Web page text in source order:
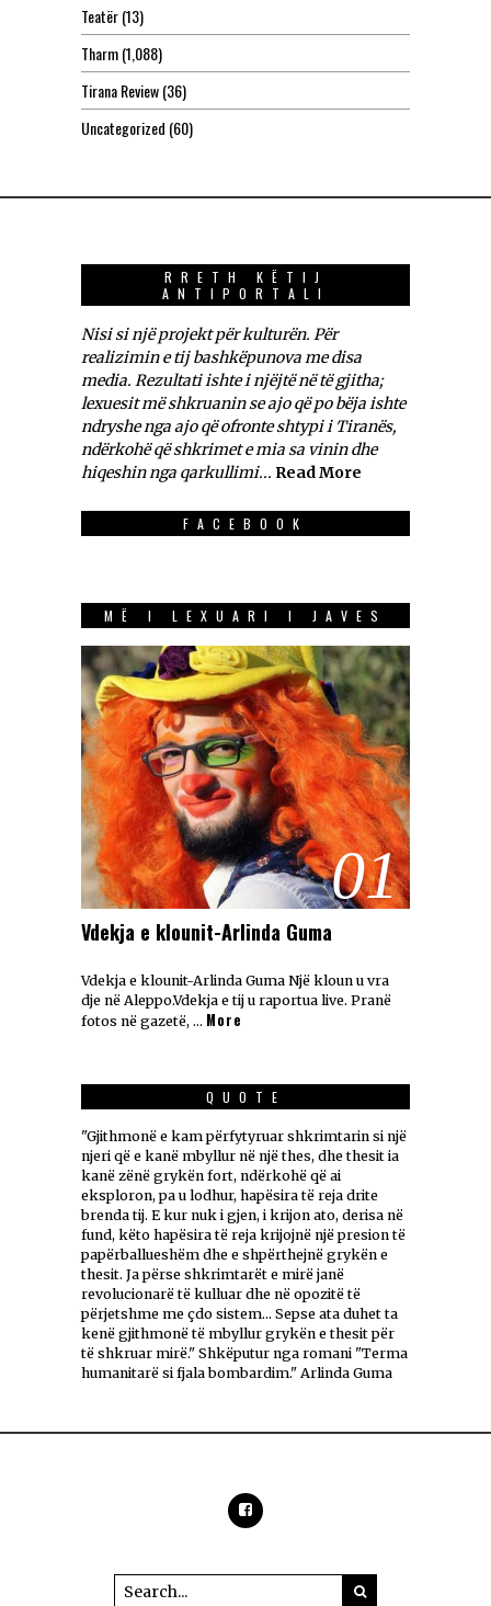
Teatër(13)
Tharm(1,088)
Tirana Review(36)
Uncategorized (60)
RRETH KËTIJ
ANTIPORTALI
Nisi si një projekt për kulturën. Për
realizimin e tij bashkëpunova me disa
media. Rezultati ishte i njëjtë në të gjitha;
lexuesit më shkruanin se ajo që po bëja ishte
ndryshe nga ajo që ofronte shtypi i Tiranës,
ndërkohë që shkrimet e mia sa vinin dhe
hiqeshin nga qarkullimi... Read More
FACEBOOK
MË I LEXUARI I JAVES
01
Vdekja e klounit-Arlinda Guma
Vdekja e klounit-Arlinda Guma Një kloun u vra
dje në Aleppo.Vdekja e tij u raportua live. Pranë
fotos në gazetë, … More
QUOTE
"Gjithmonë e kam përfytyruar shkrimtarin si një
njeri që e kanë mbyllur në një thes, dhe thesit ia
kanë zënë grykën fort, ndërkohë që ai
eksploron, pa u lodhur, hapësira të reja drite
brenda tij. E kur nuk i gjen, i krijon ato, derisa në
fund, këto hapësira të reja krijojnë një presion të
papërballueshëm dhe e shpërthejnë grykën e
thesit. Ja përse shkrimtarët e mirë janë
revolucionarë të kulluar dhe në opozitë të
përjetshme me çdo sistem... Sepse ata duhet ta
kenë gjithmonë të mbyllur grykën e thesit për
të shkruar mirë." Shkëputur nga romani "Terma
humanitarë si fjala bombardim." Arlinda Guma